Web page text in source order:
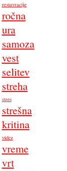
restavracije
ročna
ura
samoza
vest
selitev
streha
stres
strešna
kritina
videz
vreme
vrt